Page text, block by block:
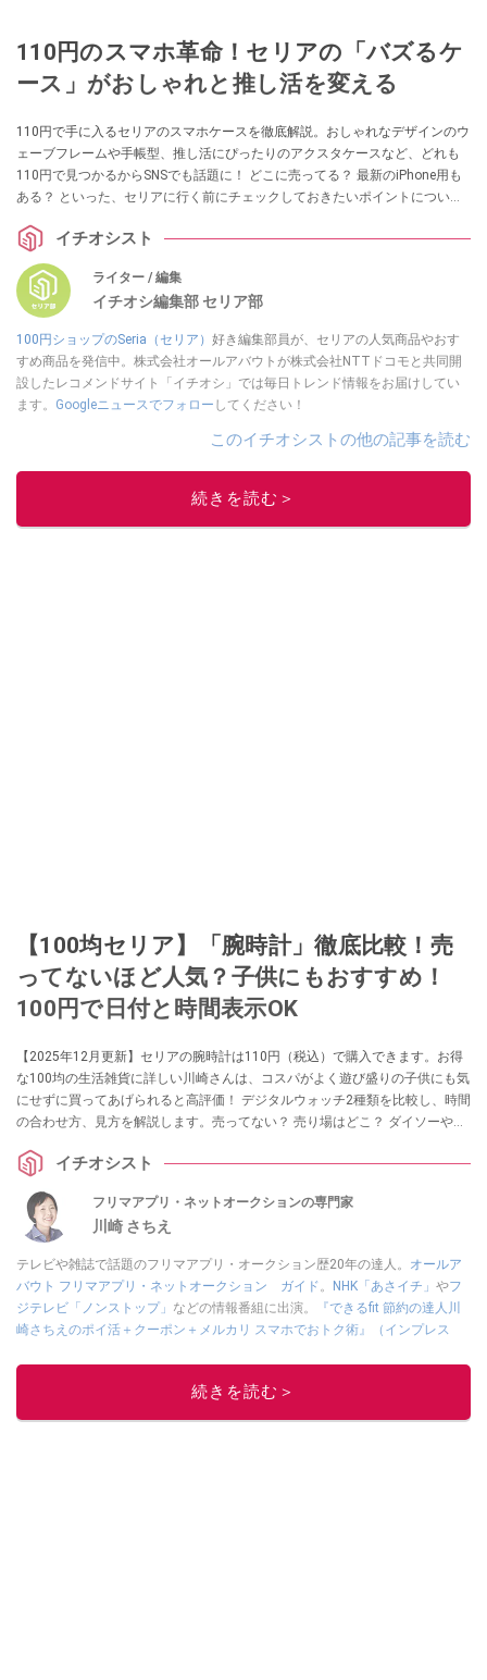
110円のスマホ革命！セリアの「バズるケ
ース」がおしゃれと推し活を変える
110円で手に入るセリアのスマホケースを徹底解説。おしゃれなデザインのウ
ェーブフレームや手帳型、推し活にぴったりのアクスタケースなど、どれも
110円で見つかるからSNSでも話題に！ どこに売ってる？ 最新のiPhone用も
ある？ といった、セリアに行く前にチェックしておきたいポイントについて
イチオシスト
ライター / 編集
イチオシ編集部 セリア部
100円ショップのSeria（セリア） 好き編集部員が、セリアの人気商品やおす
すめ商品を発信中。株式会社オールアバウトが株式会社NTTドコモと共同開
設したレコメンドサイト「イチオシ」では毎日トレンド情報をお届けしてい
ます。 Googleニュースでフォロー してください！
このイチオシストの他の記事を読む
続きを読む＞
【100均セリア】「腕時計」徹底比較！売
ってないほど人気？子供にもおすすめ！
100円で日付と時間表示OK
【2025年12月更新】セリアの腕時計は110円（税込）で購入できます。お得
な100均の生活雑貨に詳しい川崎さんは、コスパがよく遊び盛りの子供にも気
にせずに買ってあげられると高評価！ デジタルウォッチ2種類を比較し、時間
の合わせ方、見方を解説します。売ってない？ 売り場はどこ？ ダイソーやキ
イチオシスト
フリマアプリ・ネットオークションの専門家
川崎 さちえ
テレビや雑誌で話題のフリマアプリ・オークション歴20年の達人。 オールア
バウト フリマアプリ・ネットオークション ガイド。 NHK「あさイチ」 やフ
ジテレビ「ノンストップ」 などの情報番組に出演。
『できるfit 節約の達人川
崎さちえのポイ活＋クーポン＋メルカリ スマホでおトク術』（インプレス
的に稼ぐ！』（翔泳社刊）
■経歴：2003年、夫が子育てをするために、突然会社を辞める。翌月からの
続きを読む＞